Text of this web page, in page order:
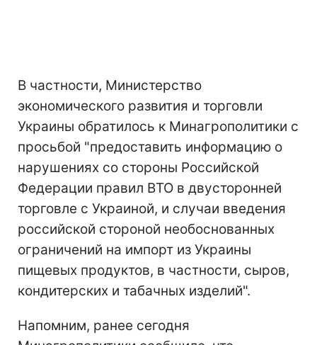
В частности, Министерство
экономического развития и торговли
Украины обратилось к Минагрополитики с
просьбой "предоставить информацию о
нарушениях со стороны Российской
Федерации правил ВТО в двусторонней
торговле с Украиной, и случаи введения
российской стороной необоснованных
ограничений на импорт из Украины
пищевых продуктов, в частности, сыров,
кондитерских и табачных изделий".
Напомним, ранее сегодня